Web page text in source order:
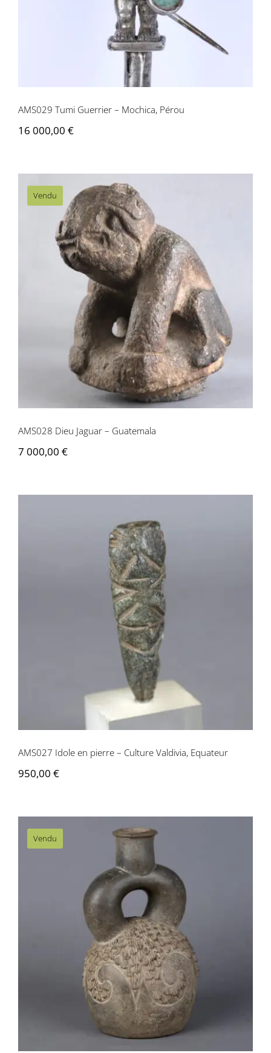
AMS029 Tumi Guerrier – Mochica, Pérou
16 000,00 €
Vendu
AMS028 Dieu Jaguar – Guatemala
AMS028 Dieu Jaguar – Guatemala
7 000,00 €
AMS027 Idole en pierre – Culture
Valdivia, Equateur
AMS027 Idole en pierre – Culture Valdivia, Equateur
950,00 €
Vendu
AMS026 Vase à anse en étrier
précolombien – Culture Chavin, Pérou